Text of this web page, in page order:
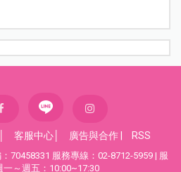
客服中心 廣告與合作 RSS
70458331 服務專線：02-8712-5959 | 服
一～週五：10:00~17:30